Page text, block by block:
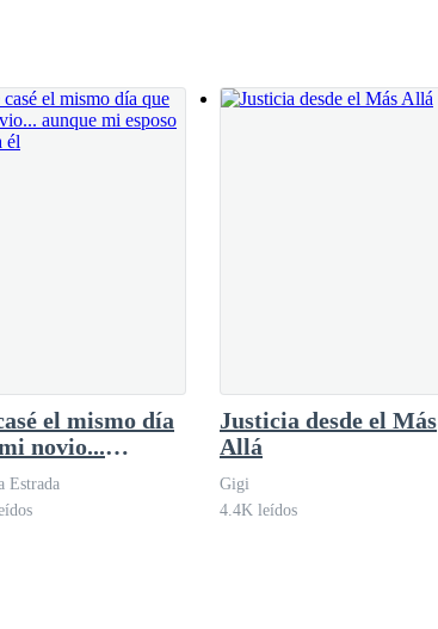
presentando una imagen verdaderamente
el mismo día
novio...
mi esposo no
Estrada
Justicia desde el Más
Allá
Gigi
4.4K leídos